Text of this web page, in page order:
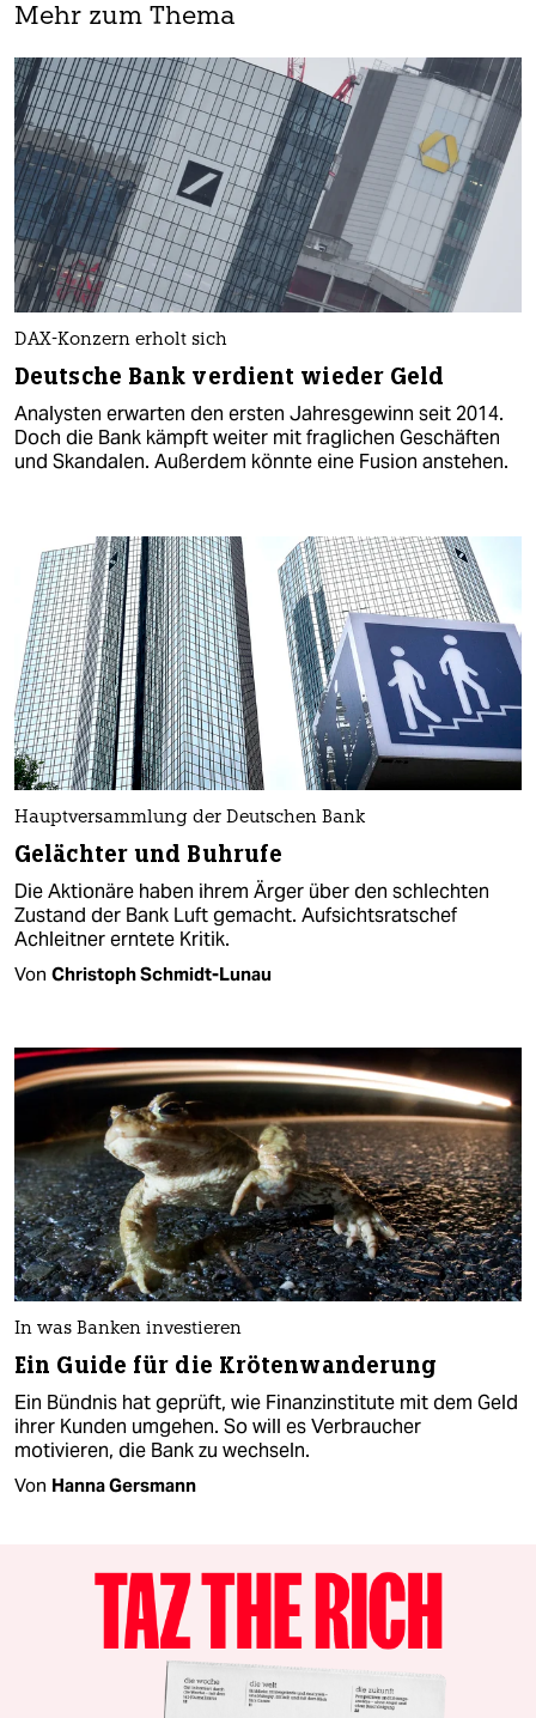
Mehr zum Thema
DAX-Konzern erholt sich
Deutsche Bank verdient wieder Geld
Analysten erwarten den ersten Jahresgewinn seit 2014.
Doch die Bank kämpft weiter mit fraglichen Geschäften
und Skandalen. Außerdem könnte eine Fusion anstehen.
Hauptversammlung der Deutschen Bank
Gelächter und Buhrufe
Die Aktionäre haben ihrem Ärger über den schlechten
Zustand der Bank Luft gemacht. Aufsichtsratschef
Achleitner erntete Kritik.
Von Christoph Schmidt-Lunau
In was Banken investieren
Ein Guide für die Krötenwanderung
Ein Bündnis hat geprüft, wie Finanzinstitute mit dem Geld
ihrer Kunden umgehen. So will es Verbraucher
motivieren, die Bank zu wechseln.
Von Hanna Gersmann